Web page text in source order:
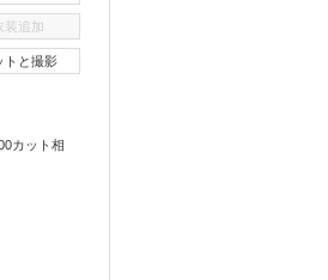
装追加
トと撮影
カット相